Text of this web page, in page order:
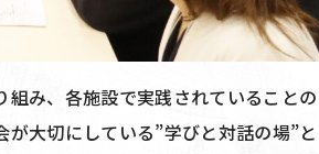
み、各施設で実践されていることの
大切にしている”学びと対話の場”と